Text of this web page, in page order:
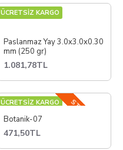
ÜCRETSİZ KARGO
Paslanmaz Yay 3.0x3.0x0.30
mm (250 gr)
1.081,78TL
ÜCRETSİZ KARGO STOKTA YOK
Botanik-07
471,50TL